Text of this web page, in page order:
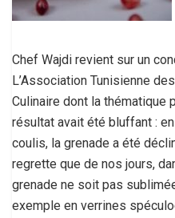
Chef Wajdi revient sur un
L’Association Tunisienne
Culinaire dont la thématique
résultat avait été bluffant :
coulis, la grenade a été
regrette que de nos jours,
grenade ne soit pas
exemple en verrines